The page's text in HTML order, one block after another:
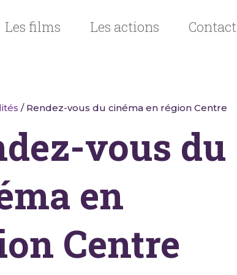
Les films Les actions Contact
/ Rendez-vous du cinéma en région Centre
vous du
en
Centre